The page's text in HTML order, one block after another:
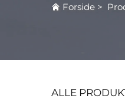
Forside >
ALLE